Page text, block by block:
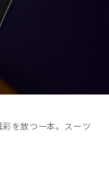
を放つ一本。スーツ